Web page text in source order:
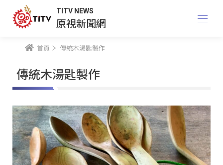
TITV NEWS
原視新聞網
首頁 傳統木湯匙製作
傳統木湯匙製作